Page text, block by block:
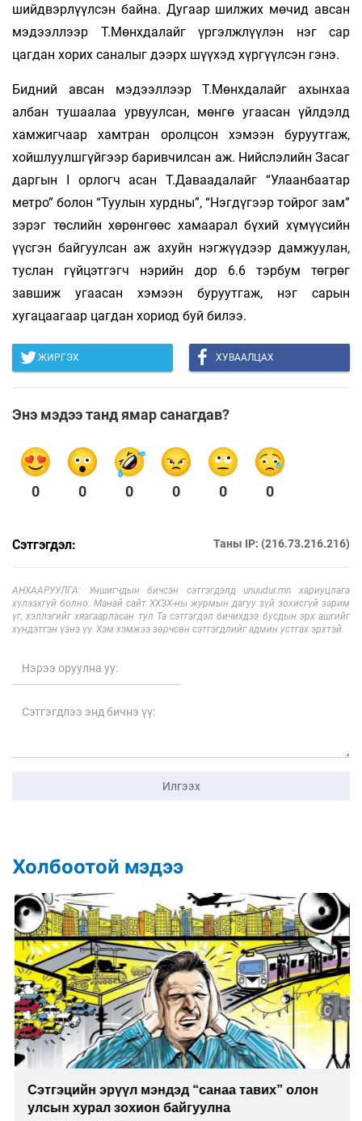
шийдвэрлүүлсэн байна. Дугаар шилжих мөчид авсан
мэдээллээр Т.Мөнхдалайг үргэлжлүүлэн нэг сар
цагдан хорих саналыг дээрх шүүхэд хүргүүлсэн гэнэ.
Бидний авсан мэдээллээр Т.Мөнхдалайг ахынхаа
албан тушаалаа урвуулсан, мөнгө угаасан үйлдэлд
хамжигчаар хамтран оролцсон хэмээн буруутгаж,
хойшлуулшгүйгээр баривчилсан аж. Нийслэлийн Засаг
даргын I орлогч асан Т.Даваадалайг “Улаанбаатар
метро” болон “Туулын хурдны”, “Нэгдүгээр тойрог зам”
зэрэг төслийн хөрөнгөөс хамаарал бүхий хүмүүсийн
үүсгэн байгуулсан аж ахуйн нэгжүүдээр дамжуулан,
туслан гүйцэтгэгч нэрийн дор 6.6 тэрбум төгрөг
завшиж угаасан хэмээн буруутгаж, нэг сарын
хугацаагаар цагдан хориод буй билээ.
ЖИРГЭХ ХУВААЛЦАХ
Энэ мэдээ танд ямар санагдав?
0 0 0 0 0 0
Сэтгэгдэл: Таны IP: (216.73.216.216)
АНХААРУУЛГА: Уншигчдын бичсэн сэтгэгдэлд unuudur.mn хариуцлага
хүлээхгүй болно. Манай сайт ХХЗХ-ны журмын дагуу зүй зохисгүй зарим
үг, хэллэгийг хязгаарласан тул Та сэтгэгдэл бичихдээ бусдын эрх ашгийг
хүндэтгэн үзнэ үү. Хэм хэмжээ зөрчсөн сэтгэгдлийг админ устгах эрхтэй.
Илгээх
Холбоотой мэдээ
Сэтгэцийн эрүүл мэндэд “санаа тавих” олон
улсын хурал зохион байгуулна